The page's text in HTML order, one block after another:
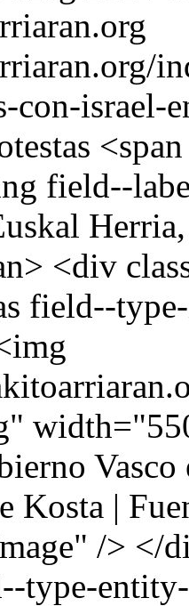
con-israel-
field--
<div
field--
Kosta |
/> </
type-